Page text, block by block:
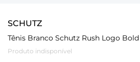
SCHUTZ
Tênis Branco Schutz Rush Logo Bold
Produto indisponível